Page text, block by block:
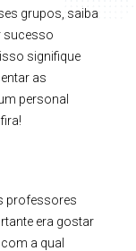
grupos, saiba
sucesso
signifique
as
personal
professores
era gostar
a qual